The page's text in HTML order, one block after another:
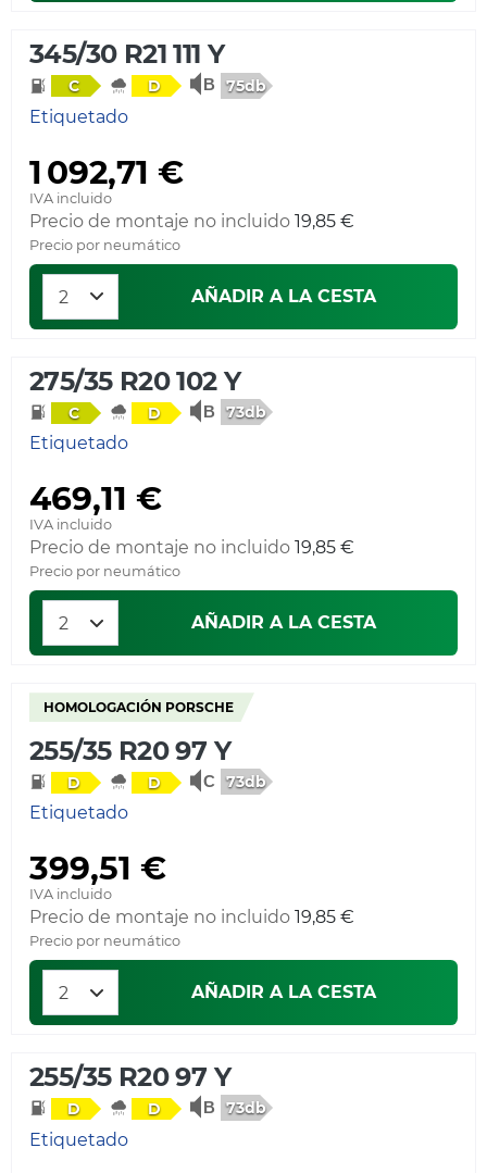
345/30 R21 111 Y
C D 75db
Etiquetado
1 092,71 €
IVA incluido
Precio de montaje no incluido 19,85 €
Precio por neumático
AÑADIR A LA CESTA
275/35 R20 102 Y
C D 73db
Etiquetado
469,11 €
IVA incluido
Precio de montaje no incluido 19,85 €
Precio por neumático
AÑADIR A LA CESTA
HOMOLOGACIÓN PORSCHE
255/35 R20 97 Y
D D 73db
Etiquetado
399,51 €
IVA incluido
Precio de montaje no incluido 19,85 €
Precio por neumático
AÑADIR A LA CESTA
255/35 R20 97 Y
D D 73db
Etiquetado